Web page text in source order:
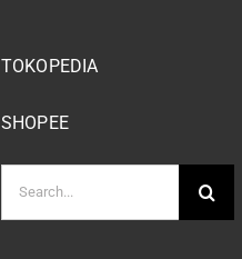
TOKOPEDIA
SHOPEE